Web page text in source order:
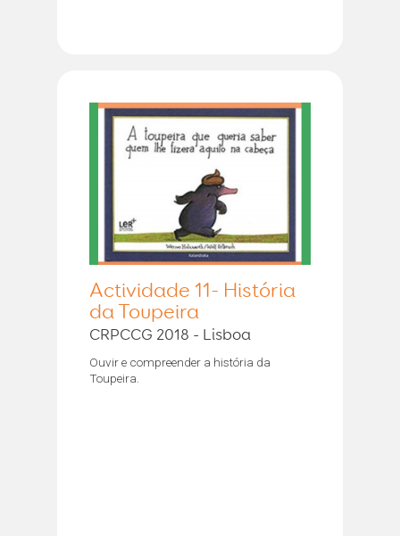
Actividade 11- História
da Toupeira
CRPCCG 2018 - Lisboa
Ouvir e compreender a história da
Toupeira.